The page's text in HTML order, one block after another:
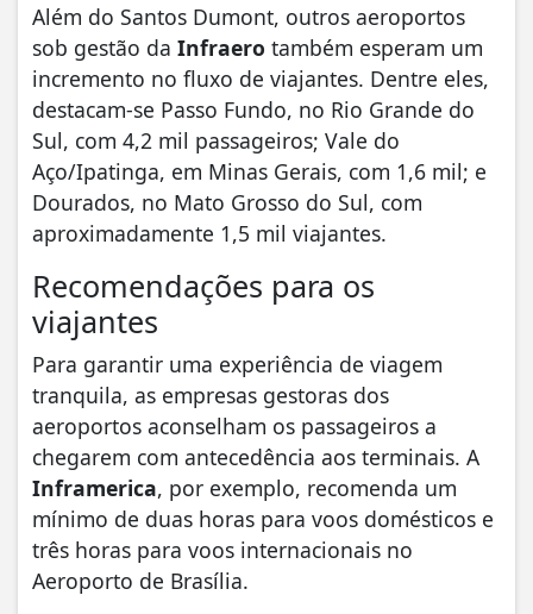
Além do Santos Dumont, outros aeroportos
sob gestão da Infraero também esperam um
incremento no fluxo de viajantes. Dentre eles,
destacam-se Passo Fundo, no Rio Grande do
Sul, com 4,2 mil passageiros; Vale do
Aço/Ipatinga, em Minas Gerais, com 1,6 mil; e
Dourados, no Mato Grosso do Sul, com
aproximadamente 1,5 mil viajantes.
Recomendações para os
viajantes
Para garantir uma experiência de viagem
tranquila, as empresas gestoras dos
aeroportos aconselham os passageiros a
chegarem com antecedência aos terminais. A
Inframerica, por exemplo, recomenda um
mínimo de duas horas para voos domésticos e
três horas para voos internacionais no
Aeroporto de Brasília.